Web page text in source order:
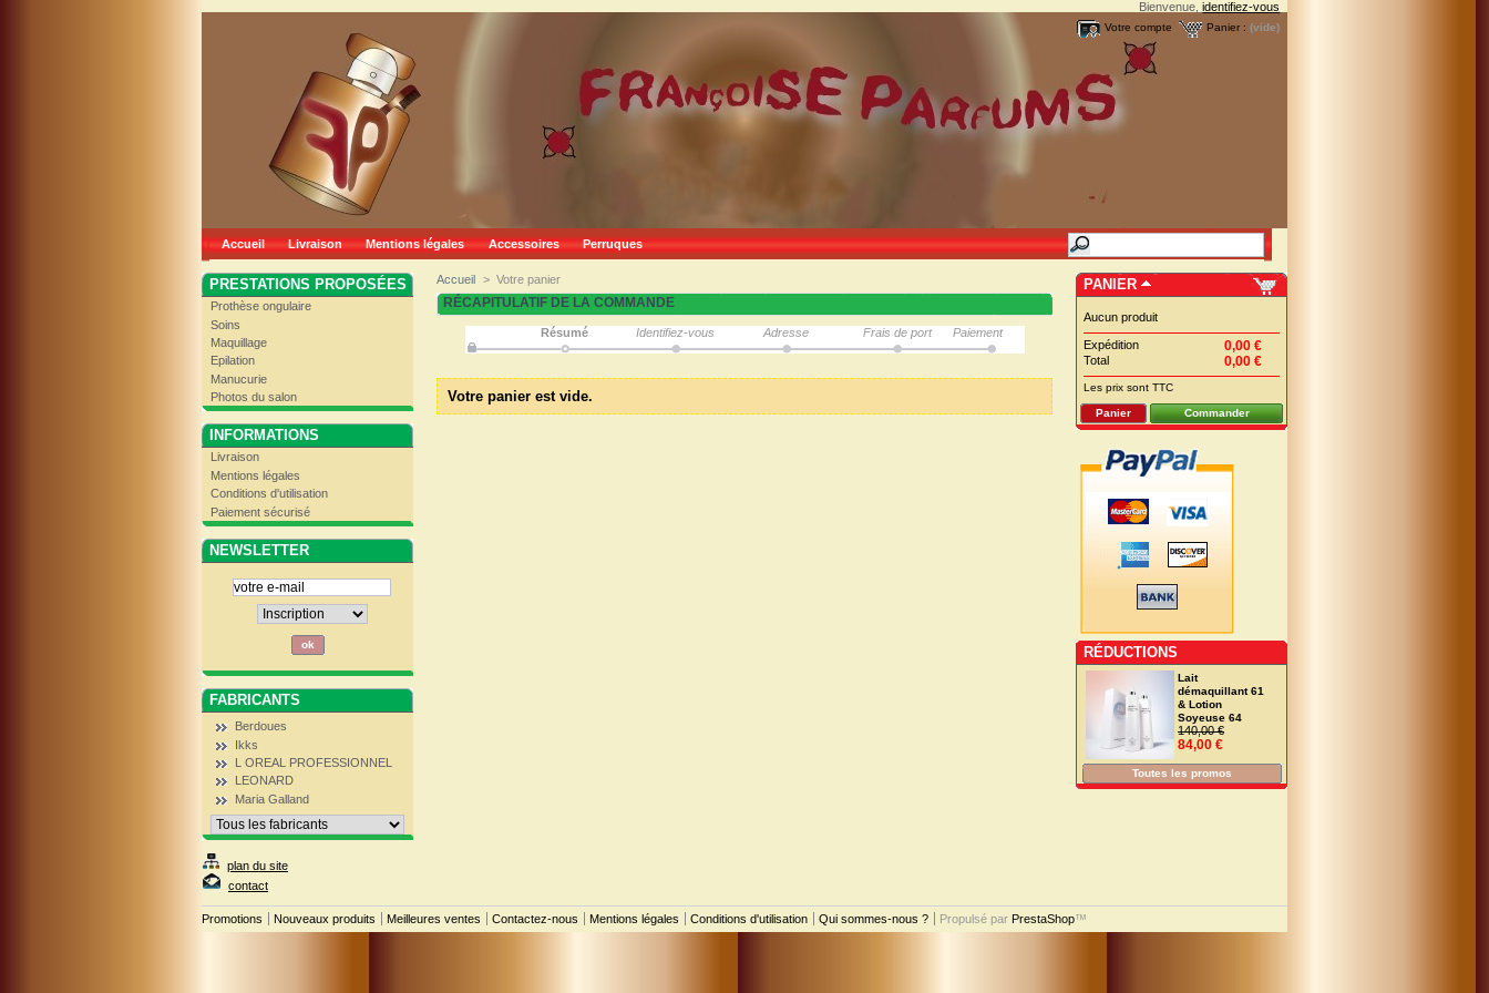
Bienvenue,identifiez-vous
Panier : (vide)
Votre compte
Accueil Livraison Mentions légales Accessoires Perruques
PRESTATIONS PROPOSÉES
Prothèse ongulaire
Soins
Maquillage
Epilation
Manucurie
Photos du salon
INFORMATIONS
Livraison
Mentions légales
Conditions d'utilisation
Paiement sécurisé
NEWSLETTER
FABRICANTS
Berdoues
Ikks
L OREAL PROFESSIONNEL
LEONARD
Maria Galland
plan du site
contact
Accueil > Votre panier
RÉCAPITULATIF DE LA COMMANDE
Résumé Identifiez-vous Adresse Frais de port Paiement
Votre panier est vide.
PANIER
Aucun produit
Expédition 0,00 €
Total 0,00 €
Les prix sont TTC
Panier Commander
RÉDUCTIONS
Lait
démaquillant 61
& Lotion
Soyeuse 64
140,00 €
84,00 €
Toutes les promos
Promotions Nouveaux produits Meilleures ventes Contactez-nous Mentions légales Conditions d'utilisation Qui sommes-nous ? Propulsé par PrestaShop™